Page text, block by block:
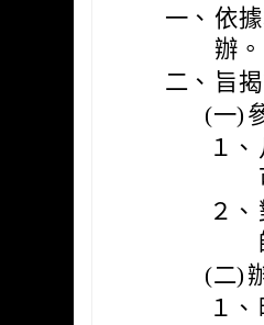
一、 依
辦。
二、 旨
(一)
１、
２、
(二)
１、